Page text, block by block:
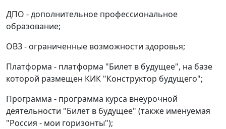
ДПО - дополнительное профессиональное
образование;
ОВЗ - ограниченные возможности здоровья;
Платформа - платформа "Билет в будущее", на базе
которой размещен КИК "Конструктор будущего";
Программа - программа курса внеурочной
деятельности "Билет в будущее" (также именуемая
"Россия - мои горизонты");